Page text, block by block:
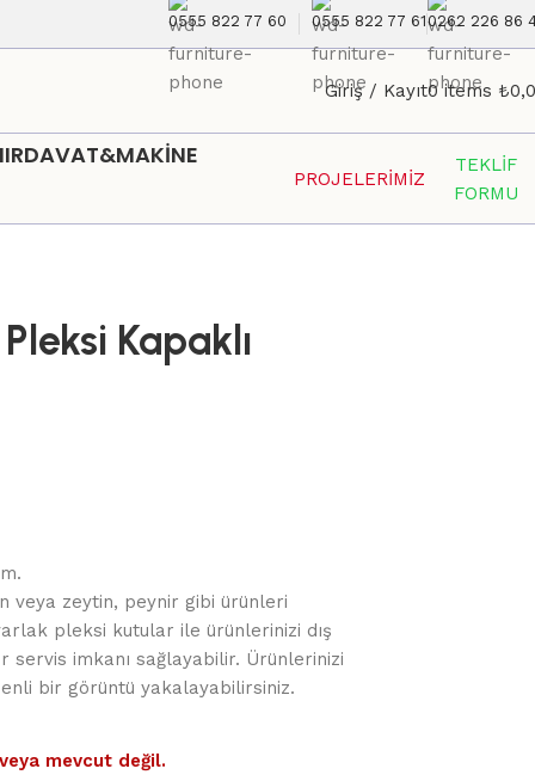
0555 822 77 60 0555 822 77 610262 226 86
Giriş / Kayıt0items ₺
PROJELERİMİZ
TEKLİF
FORMU
Kapaklı
veya zeytin, peynir gibi ürünleri
pleksi kutular ile ürünlerinizi dış
servis imkanı sağlayabilir. Ürünlerinizi
bir görüntü yakalayabilirsiniz.
mevcut değil.